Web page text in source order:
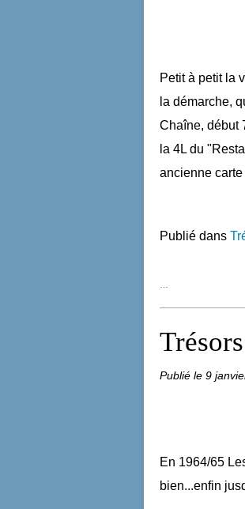
Petit à petit la
la démarche,
Chaîne, début
la 4L du
ancienne
Publié dans
Publié le 9
En 1964/65
bien...enfin